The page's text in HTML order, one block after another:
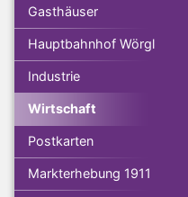
Gasthäuser
Hauptbahnhof Wörgl
Industrie
Wirtschaft
Postkarten
Markterhebung 1911